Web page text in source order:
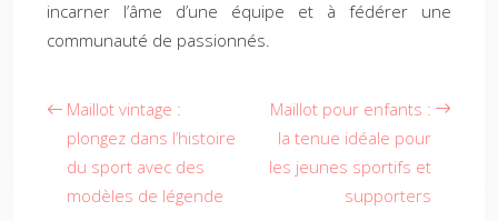
incarner l’âme d’une équipe et à fédérer une
communauté de passionnés.
Maillot vintage :
plongez dans l’histoire
du sport avec des
modèles de légende
Maillot pour enfants :
la tenue idéale pour
les jeunes sportifs et
supporters